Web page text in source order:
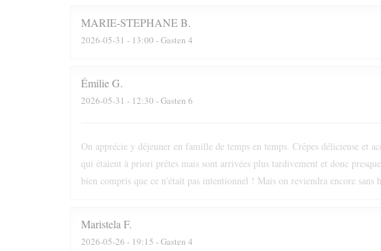
MARIE-STEPHANEB
2026-05-31 - 13:00 - Gasten 4
ÉmilieG
2026-05-31 - 12:30 - Gasten 6
On apprécie y déjeuner en famille de temps en temps. Crêpes délicieuse et
qui étaient à priori prêtes mais sont arrivées plus tardivement et donc
bien compris que ce n'était pas intentionnel ! Mais on reviendra encore sans
Maristela F
2026-05-26 - 19:15 - Gasten 4